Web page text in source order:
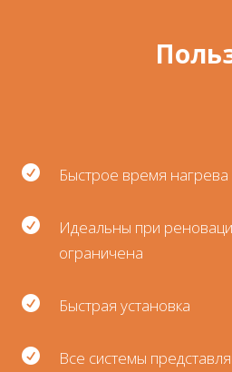
 Быстрое время нагрева

Идеальны при
ограничена
 Быстрая установка

Все системы